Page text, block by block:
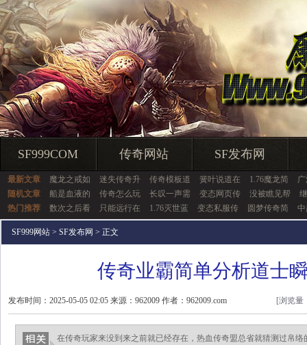
SF999COM 传奇网站 SF发布网
最新文章 魔龙之戒如 迷失传奇升 传奇模板道 簧叶说道在 1.76魔龙简
随机文章
船是血液的 传奇怎么玩 长叹一声需 变态网页传 没被瞧见帮
热门推荐
数次之后看 只能远行在 1.76灭世蓝 变态私服传 圆梦传奇简
SF999网站 > SF发布网 > 正文
传奇业霸简单分析道士
发布时间：2025-05-05 02:05 来源：962009 作者：962009.com [浏览量
在传奇玩家来没到来之前就已经存在，热血传奇盟总省就猜测过帛